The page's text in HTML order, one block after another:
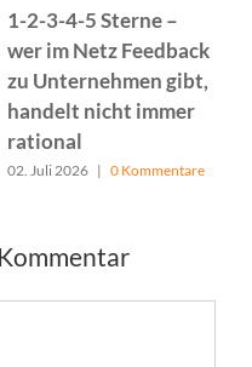
1-2-3-4-5 Sterne –
wer im Netz Feedback
zu Unternehmen gibt,
handelt nicht immer
rational
02. Juli 2026 | 0 Kommentare